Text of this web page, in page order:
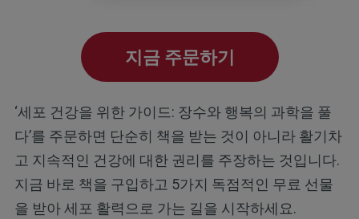
지금 주문하기
‘세포 건강을 위한 가이드: 장수와 행복의 과학을 풀
다’를 주문하면 단순히 책을 받는 것이 아니라 활기차
고 지속적인 건강에 대한 권리를 주장하는 것입니다.
지금 바로 책을 구입하고 5가지 독점적인 무료 선물
을 받아 세포 활력으로 가는 길을 시작하세요.